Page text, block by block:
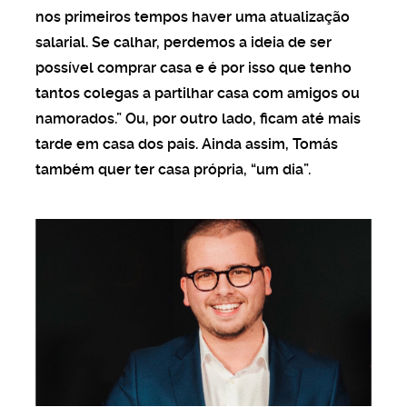
nos primeiros tempos haver uma atualização
salarial. Se calhar, perdemos a ideia de ser
possível comprar casa e é por isso que tenho
tantos colegas a partilhar casa com amigos ou
namorados.” Ou, por outro lado, ficam até mais
tarde em casa dos pais. Ainda assim, Tomás
também quer ter casa própria, “um dia”.